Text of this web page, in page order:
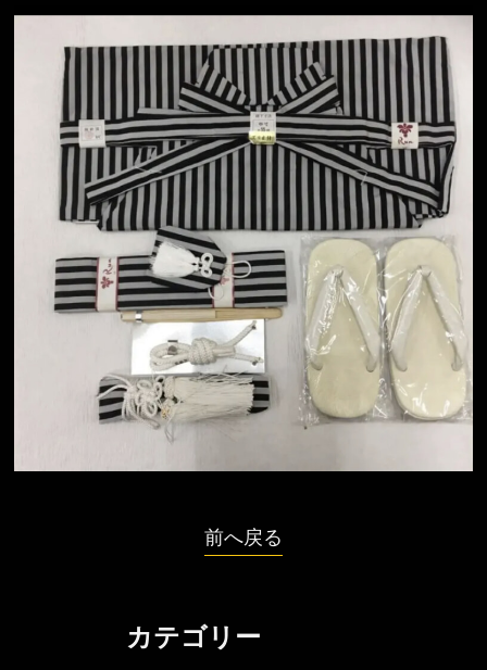
前へ戻る
カテゴリー